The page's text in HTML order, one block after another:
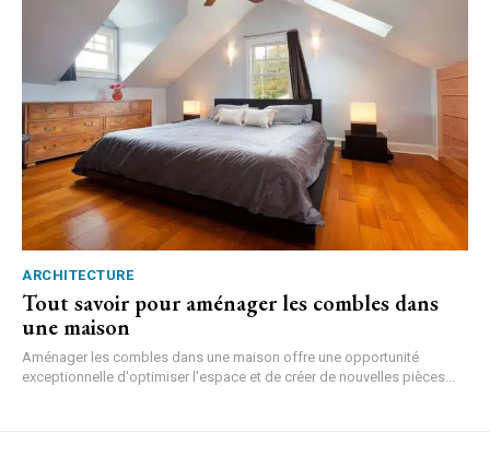
ARCHITECTURE
Tout savoir pour aménager les combles dans
une maison
Aménager les combles dans une maison offre une opportunité
exceptionnelle d'optimiser l'espace et de créer de nouvelles pièces...